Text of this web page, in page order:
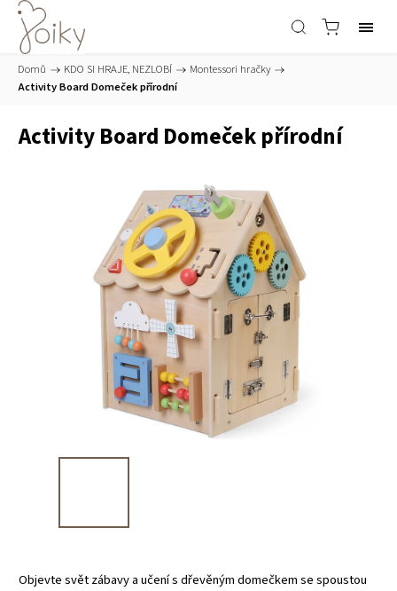
Domů / KDO SI HRAJE, NEZLOBÍ / Montessori hračky /
Activity Board Domeček přírodní
Activity Board Domeček přírodní
Objevte svět zábavy a učení s dřevěným domečkem se spoustou